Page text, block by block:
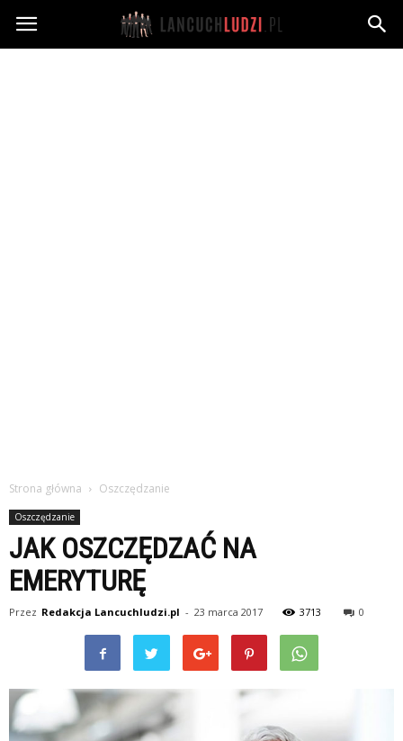
Lancuchludzi.pl
Strona główna Oszczędzanie
Oszczędzanie
JAK OSZCZĘDZAĆ NA
EMERYTURĘ
Przez Redakcja Lancuchludzi.pl - 23 marca 2017 3713 0